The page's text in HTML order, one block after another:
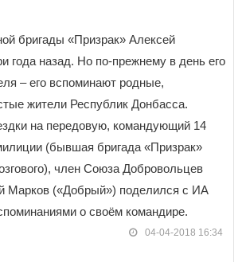
бригады «Призрак» Алексей
года назад. Но по-прежнему в день его
– его вспоминают родные,
жители Республик Донбасса.
на передовую, командующий 14
(бывшая бригада «Призрак»
член Союза Добровольцев
Марков («Добрый») поделился с ИА
о своём командире.
04-04-2018 16:34